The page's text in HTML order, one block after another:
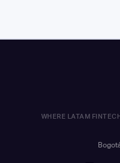
WHERE LATAM